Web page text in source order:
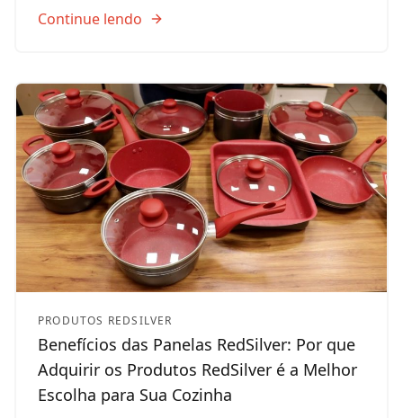
Continue lendo
PRODUTOS REDSILVER
Benefícios das Panelas RedSilver: Por que
Adquirir os Produtos RedSilver é a Melhor
Escolha para Sua Cozinha